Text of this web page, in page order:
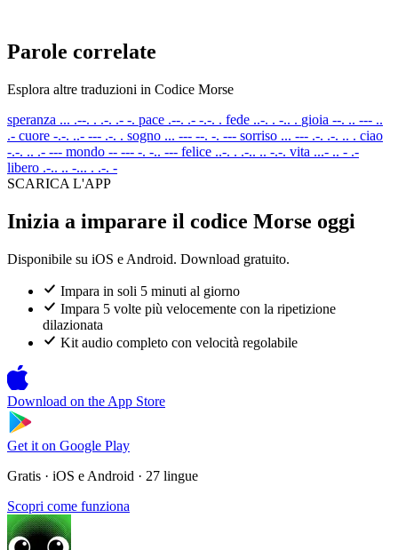
Parole correlate
Esplora altre traduzioni in Codice Morse
speranza ... .--. . .-. .- -. pace .--. .- -.-. . fede ..-. . -.. . gioia --. .. --- ..
.- cuore -.-. ..- --- .-. . sogno ... --- --. -. --- sorriso ... --- .-. .-. .. . ciao
-.-. .. .- --- mondo -- --- -. -.. --- felice ..-. . .-.. .. -.-. vita ...- .. - .-
libero .-.. .. -... . .-. -
SCARICA L'APP
Inizia a imparare il codice Morse oggi
Disponibile su iOS e Android. Download gratuito.
Impara in soli 5 minuti al giorno
Impara 5 volte più velocemente con la ripetizione
dilazionata
Kit audio completo con velocità regolabile
Download on the App Store
Get it on Google Play
Gratis · iOS e Android · 27 lingue
Scopri come funziona